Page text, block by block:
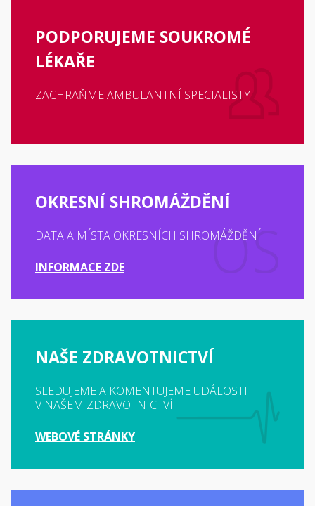
PODPORUJEME SOUKROMÉ
LÉKAŘE
ZACHRAŇME AMBULANTNÍ SPECIALISTY
OKRESNÍ SHROMÁŽDĚNÍ
DATA A MÍSTA OKRESNÍCH SHROMÁŽDĚNÍ
INFORMACE ZDE
NAŠE ZDRAVOTNICTVÍ
SLEDUJEME A KOMENTUJEME UDÁLOSTI
V NAŠEM ZDRAVOTNICTVÍ
WEBOVÉ STRÁNKY